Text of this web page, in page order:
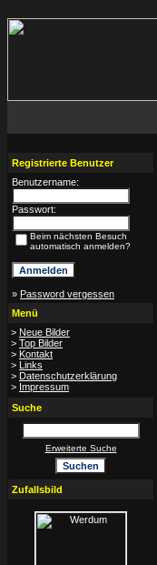
Registrierte Benutzer
Benutzername:
Passwort:
Beim nächsten Besuch
automatisch anmelden?
» Password vergessen
Menü
> Neue Bilder
> Top Bilder
> Kontakt
> Links
> Datenschutzerklärung
> Impressum
Suche
Erweiterte Suche
Zufallsbild